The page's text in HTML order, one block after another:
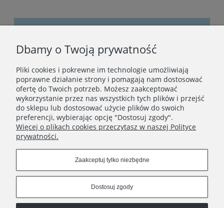
Bądźmy w kontakcie
Podaj swój adres e-mail, jeżeli chcesz otrzymywać
informacje o nowościach i promocjach.
Zapisz się
Dbamy o Twoją prywatność
Pliki cookies i pokrewne im technologie umożliwiają
poprawne działanie strony i pomagają nam dostosować
ofertę do Twoich potrzeb. Możesz zaakceptować
wykorzystanie przez nas wszystkich tych plików i przejść
do sklepu lub dostosować użycie plików do swoich
preferencji, wybierając opcję "Dostosuj zgody".
Więcej o plikach cookies przeczytasz w naszej Polityce
prywatności.
Zaakceptuj tylko niezbędne
Dostosuj zgody